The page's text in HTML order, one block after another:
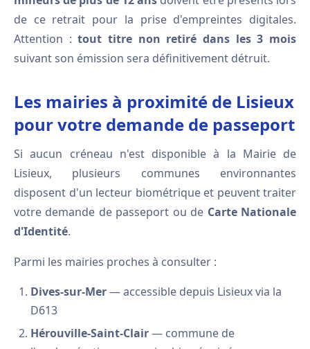
de ce retrait pour la prise d'empreintes digitales.
Attention :tout titre non retiré dans les 3 mois
suivant son émission sera définitivement détruit.
Les mairies à proximité de Lisieux
pour votre demande de passeport
Si aucun créneau n'est disponible à la Mairie de
Lisieux, plusieurs communes environnantes
disposent d'un lecteur biométrique et peuvent traiter
votre demande de passeport ou de Carte Nationale
d'Identité.
Parmi les mairies proches à consulter :
Dives-sur-Mer— accessible depuis Lisieux via la
D613
Hérouville-Saint-Clair— commune de